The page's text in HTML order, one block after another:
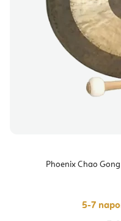
Phoenix Chao
5-7